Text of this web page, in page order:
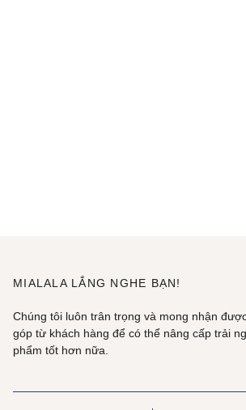
MIALALA LẮNG NGHE BẠN!
Chúng tôi luôn trân trọng và mong nhận
góp từ khách hàng để có thể nâng cấp trải
phẩm tốt hơn nữa.